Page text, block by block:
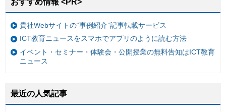
おすすめ情報 <PR>
貴社Webサイトの“事例紹介”記事転載サービス
ICT教育ニュースをスマホでアプリのように読む方法
イベント・セミナー・体験会・公開授業の無料告知はICT教育
ニュース
最近の人気記事